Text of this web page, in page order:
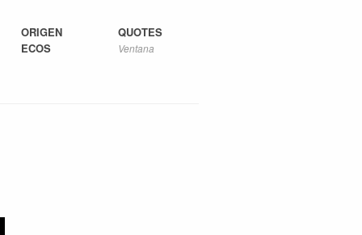
ORIGEN
ECOS
QUOTES
Ventana